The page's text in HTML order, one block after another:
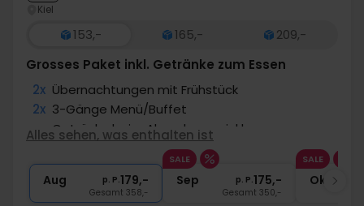
Kiel
153,- 165,-
209,-
Grosses Paket inkl. Getränke zum Essen
2x Übernachtungen mit Frühstück
2x 3-Gänge Menü/Buffet
∞ Getränke beim Abendessen inkl.
Eintritt in die Erlebnis- & Freizeitwelt
∞ Gratis Internet und Parken
Alles sehen, was enthalten ist
Aug p. P.179,-
Gesamt 358,-
SALE
Sep p. P.175,-
Gesamt 350,-
SALE
Okt